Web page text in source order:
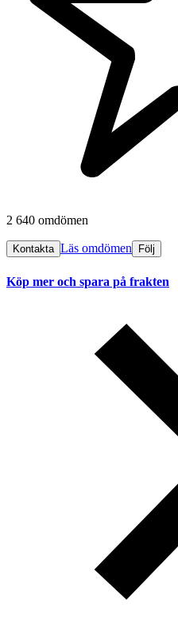
2 640 omdömen
Kontakta Läs omdömen Följ
Köp mer och spara på frakten